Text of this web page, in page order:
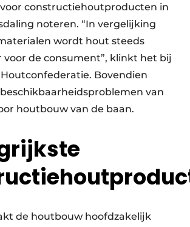
constructiehoutproducten in
noteren. “In vergelijking
wordt hout steeds
voor de consument”, klinkt het bij
Bovendien
van
houtbouw van de baan.
de houtbouw hoofdzakelijk